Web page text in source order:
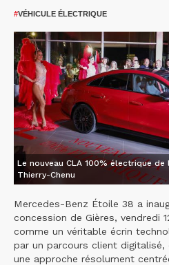
#VÉHICULE ÉLECTRIQUE
Le nouveau CLA 100% électrique
Thierry-Chenu
Mercedes-Benz Étoile 38 a
concession de Gières, vendredi
comme un véritable écrin
par un parcours client
une approche résolument